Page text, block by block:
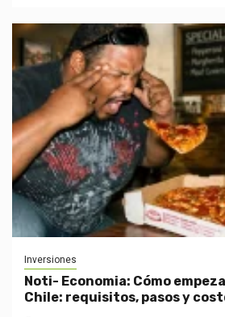
Inversiones
Noti- Economia: Cómo
Chile: requisitos, pasos y